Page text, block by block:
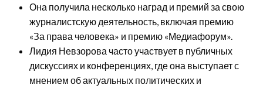
Она получила несколько наград и премий за свою
журналистскую деятельность, включая премию
«За права человека» и премию «Медиафорум».
Лидия Невзорова часто участвует в публичных
дискуссиях и конференциях, где она выступает с
мнением об актуальных политических и